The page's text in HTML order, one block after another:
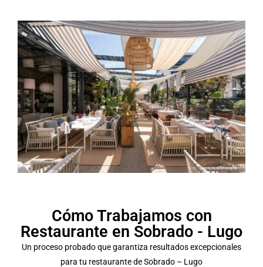
Cómo Trabajamos con
Restaurante en Sobrado - Lugo
Un proceso probado que garantiza resultados excepcionales
para tu restaurante de Sobrado – Lugo